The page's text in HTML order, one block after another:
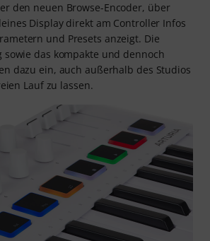
den neuen Browse-Encoder, über
Display direkt am Controller Infos
und Presets anzeigt. Die
das kompakte und dennoch
dazu ein, auch außerhalb des Studios
Lauf zu lassen.